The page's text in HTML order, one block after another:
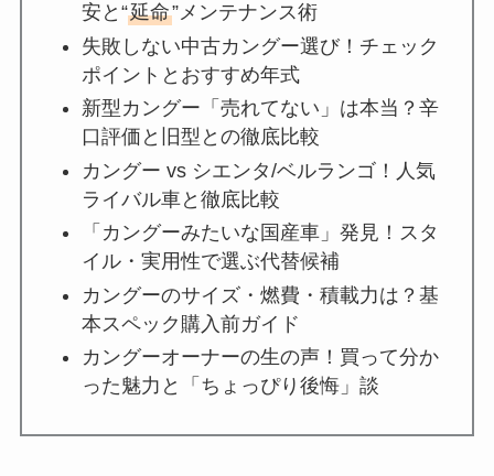
安と“延命”メンテナンス術
失敗しない中古カングー選び！チェック
ポイントとおすすめ年式
新型カングー「売れてない」は本当？辛
口評価と旧型との徹底比較
カングー vs シエンタ/ベルランゴ！人気
ライバル車と徹底比較
「カングーみたいな国産車」発見！スタ
イル・実用性で選ぶ代替候補
カングーのサイズ・燃費・積載力は？基
本スペック購入前ガイド
カングーオーナーの生の声！買って分か
った魅力と「ちょっぴり後悔」談